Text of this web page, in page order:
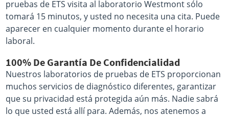
pruebas de ETS visita al laboratorio Westmont sólo
tomará 15 minutos, y usted no necesita una cita. Puede
aparecer en cualquier momento durante el horario
laboral.
100% De Garantía De Confidencialidad
Nuestros laboratorios de pruebas de ETS proporcionan
muchos servicios de diagnóstico diferentes, garantizar
que su privacidad está protegida aún más. Nadie sabrá
lo que usted está allí para. Además, nos atenemos a